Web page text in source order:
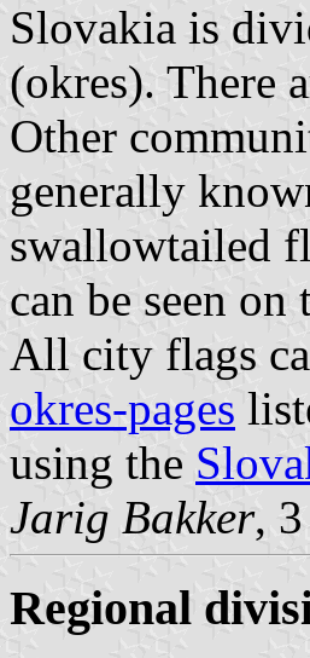
Slovakia is
(okres). There
Other
generally
swallowtailed
can be seen
All city flags
okres-pages
using the
Jarig Bakker,
Regional